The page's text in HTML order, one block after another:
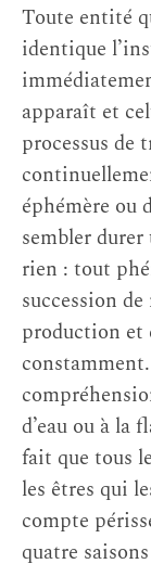
Toute entité
identique
apparaît et
processus de
éphémère ou
sembler durer
rien : tout
succession
production et
d’eau ou à la
fait que tous
les êtres qui
compte
quatre